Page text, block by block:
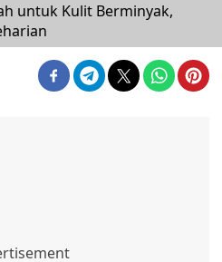
untuk Kulit Berminyak,